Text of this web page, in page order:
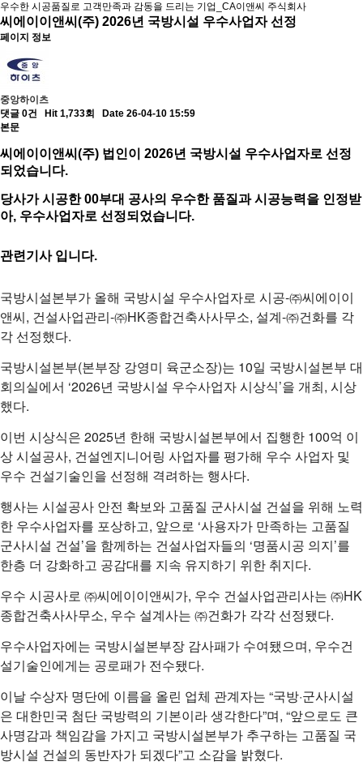
우수한 시공품질로 고객만족과 감동을 드리는 기업_CA이앤씨 주식회사
씨에이이앤씨(주) 2026년 국방시설 우수사업자 선정
페이지 정보
중앙하이츠
댓글 0건
Hit 1,733회
Date 26-04-10 15:59
본문
씨에이이앤씨(주) 법인이 2026년 국방시설 우수사업자로 선정
되었습니다.
당사가 시공한 00부대 공사의 우수한 품질과 시공능력을 인정받
아, 우수사업자로 선정되었습니다.
관련기사 입니다.
국방시설본부가 올해 국방시설 우수사업자로 시공-㈜씨에이이
앤씨, 건설사업관리-㈜HK종합건축사사무소, 설계-㈜건화를 각
각 선정했다.
국방시설본부(본부장 강영미 육군소장)는 10일 국방시설본부 대
회의실에서 ‘2026년 국방시설 우수사업자 시상식’을 개최, 시상
했다.
이번 시상식은 2025년 한해 국방시설본부에서 집행한 100억 이
상 시설공사, 건설엔지니어링 사업자를 평가해 우수 사업자 및
우수 건설기술인을 선정해 격려하는 행사다.
행사는 시설공사 안전 확보와 고품질 군사시설 건설을 위해 노력
한 우수사업자를 포상하고, 앞으로 ‘사용자가 만족하는 고품질
군사시설 건설’을 함께하는 건설사업자들의 ‘명품시공 의지’를
한층 더 강화하고 공감대를 지속 유지하기 위한 취지다.
우수 시공사로 ㈜씨에이이앤씨가, 우수 건설사업관리사는 ㈜HK
종합건축사사무소, 우수 설계사는 ㈜건화가 각각 선정됐다.
우수사업자에는 국방시설본부장 감사패가 수여됐으며, 우수건
설기술인에게는 공로패가 전수됐다.
이날 수상자 명단에 이름을 올린 업체 관계자는 “국방·군사시설
은 대한민국 첨단 국방력의 기본이라 생각한다”며, “앞으로도 큰
사명감과 책임감을 가지고 국방시설본부가 추구하는 고품질 국
방시설 건설의 동반자가 되겠다”고 소감을 밝혔다.